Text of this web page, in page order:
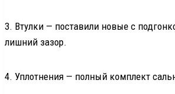
3. Втулки — поставили новые с
лишний зазор.
4. Уплотнения — полный комплект